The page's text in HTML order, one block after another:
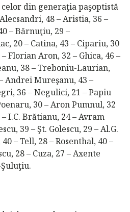
din generaţia paşoptistă
48 – Aristia, 36 –
– Bărnuţiu, 29 –
20 – Catina, 43 – Cipariu, 30
Florian Aron, 32 – Ghica, 46 –
38 – Treboniu-Laurian,
Andrei Mureşanu, 43 –
36 – Negulici, 21 – Papiu
30 – Aron Pumnul, 32
– I.C. Brătianu, 24 – Avram
39 – Şt. Golescu, 29 – Al.G.
– Tell, 28 – Rosenthal, 40 –
28 – Cuza, 27 – Axente
Şuluţiu.